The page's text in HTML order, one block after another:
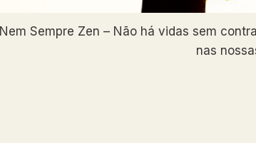
Nem Sempre Zen – Não há vidas sem
nas